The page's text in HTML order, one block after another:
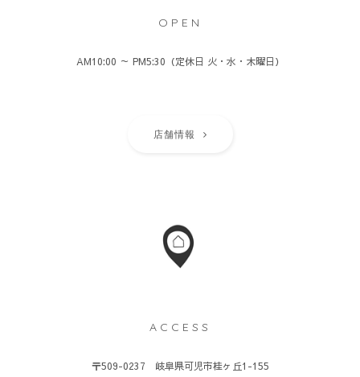
OPEN
AM10:00 ～ PM5:30（定休日 火・水・木曜日）
店舗情報
ACCESS
〒509-0237 岐阜県可児市桂ヶ丘1-155